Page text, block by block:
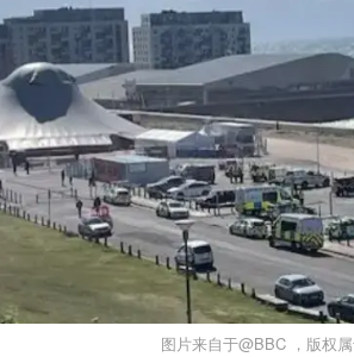
图片来自于@BBC ，版权